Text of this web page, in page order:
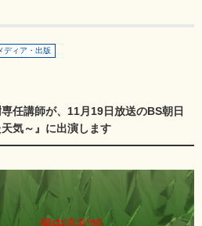
ディア・出版
任講師が、11月19日放送のBS朝日
気～』に出演します